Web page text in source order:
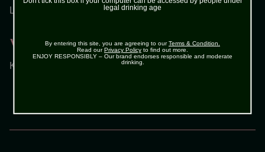
Lisää Kahlúa ja vodka.
Vaihe 3
Kaada päälle kerma.
legal drinking age
By entering this site, you are agreeing to ourTerms & Condition.
Read ourPrivacy Policy to find out more.
ENJOY RESPONSIBLY – Our brand endorses responsible and moderate
drinking.